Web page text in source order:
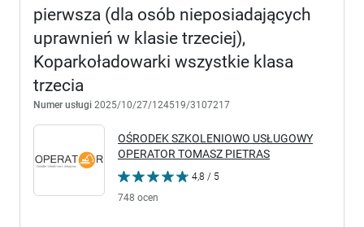
pierwsza (dla osób nieposiadających
uprawnień w klasie trzeciej),
Koparkoładowarki wszystkie klasa
trzecia
Numer usługi 2025/10/27/124519/3107217
OŚRODEK SZKOLENIOWO USŁUGOWY
OPERATOR TOMASZ PIETRAS
4,8 / 5
748 ocen